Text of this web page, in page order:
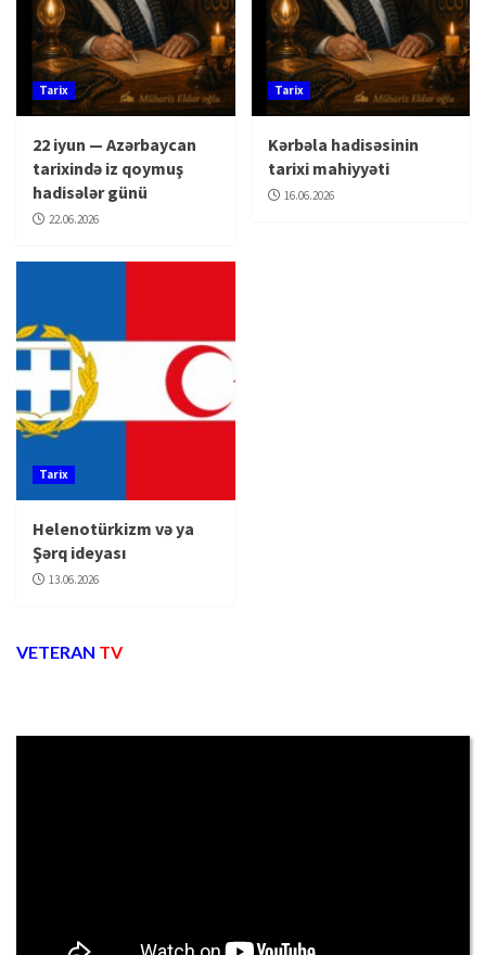
Tarix
22 iyun — Azərbaycan
tarixində iz qoymuş
hadisələr günü
22.06.2026
Tarix
Kərbəla hadisəsinin
tarixi mahiyyəti
16.06.2026
Tarix
Helenotürkizm və ya
Şərq ideyası
13.06.2026
VETERAN TV